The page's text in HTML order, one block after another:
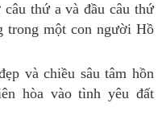
thứ a và đầu câu thứ
trong một con người Hồ
và chiều sâu tâm hồn
hòa vào tình yêu đất